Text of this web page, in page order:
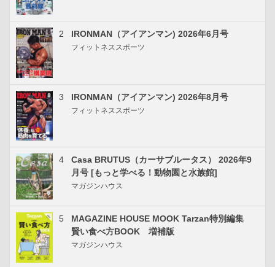
2 IRONMAN（アイアンマン) 2026年6月号
フィットネススポーツ
3 IRONMAN（アイアンマン) 2026年8月号
フィットネススポーツ
4
Casa BRUTUS（カーサブルータス） 2026年9
月号 [もっと学べる！動物園と水族館]
マガジンハウス
5
MAGAZINE HOUSE MOOK Tarzan特別編集
賢い食べ方BOOK 増補版
マガジンハウス